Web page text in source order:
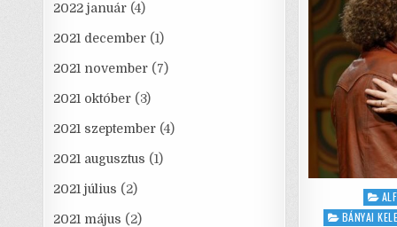
in
BÁNYAI
2022 január (4)
2021 december (1)
2021 november (7)
2021 október (3)
2021 szeptember (4)
2021 augusztus (1)
2021 július (2)
2021 május (2)